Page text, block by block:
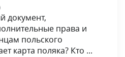
документ,
права и
польского
карта поляка? Кто ...